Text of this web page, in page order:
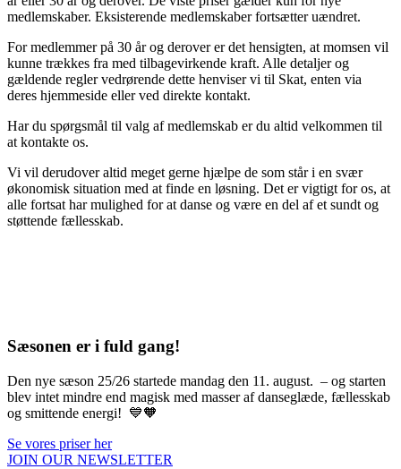
medlemskaber. Eksisterende medlemskaber fortsætter uændret.
For medlemmer på 30 år og derover er det hensigten, at momsen vil
kunne trækkes fra med tilbagevirkende kraft. Alle detaljer og
gældende regler vedrørende dette henviser vi til Skat, enten via
deres hjemmeside eller ved direkte kontakt.
Har du spørgsmål til valg af medlemskab er du altid velkommen til
at kontakte os.
Vi vil derudover altid meget gerne hjælpe de som står i en svær
økonomisk situation med at finde en løsning. Det er vigtigt for os, at
alle fortsat har mulighed for at danse og være en del af et sundt og
støttende fællesskab.
Sæsonen er i fuld gang!
Den nye sæson 25/26 startede mandag den 11. august. – og starten
blev intet mindre end magisk med masser af danseglæde, fællesskab
og smittende energi! 💙🧡
Se vores priser her
JOIN OUR NEWSLETTER